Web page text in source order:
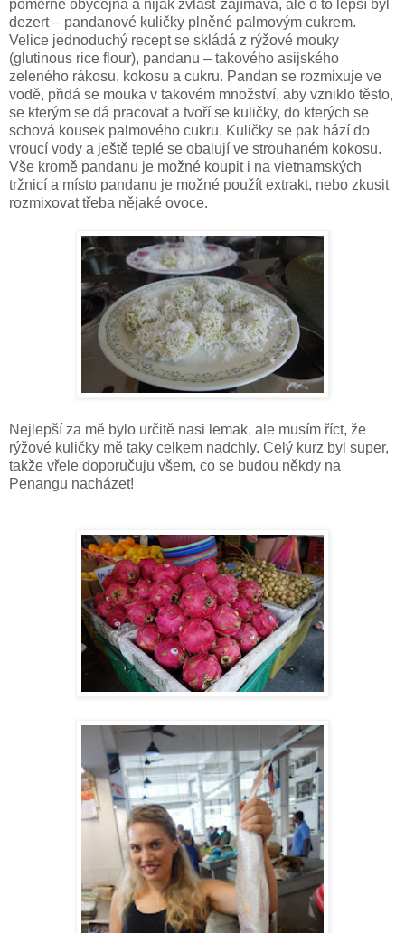
poměrně obyčejná a nijak zvlášť zajímavá, ale o to lepší byl
dezert – pandanové kuličky plněné palmovým cukrem.
Velice jednoduchý recept se skládá z rýžové mouky
(glutinous rice flour), pandanu – takového asijského
zeleného rákosu, kokosu a cukru. Pandan se rozmixuje ve
vodě, přidá se mouka v takovém množství, aby vzniklo těsto,
se kterým se dá pracovat a tvoří se kuličky, do kterých se
schová kousek palmového cukru. Kuličky se pak hází do
vroucí vody a ještě teplé se obalují ve strouhaném kokosu.
Vše kromě pandanu je možné koupit i na vietnamských
tržnicí a místo pandanu je možné použít extrakt, nebo zkusit
rozmixovat třeba nějaké ovoce.
Nejlepší za mě bylo určitě nasi lemak, ale musím říct, že
rýžové kuličky mě taky celkem nadchly. Celý kurz byl super,
takže vřele doporučuju všem, co se budou někdy na
Penangu nacházet!